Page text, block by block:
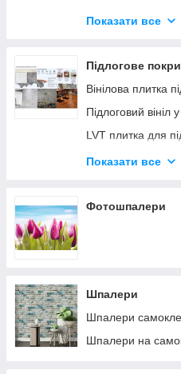
Самоклеючі
Стельово стінові
Панелі
Самоклеючі 3D
Панелі під цеглу
Панелі дитячі
Самоклеючі
Показати все
Підлогове
Вінілова плитка
Підлоговий вініл
LVT плитка для
Підлогове
Композитна
Показати все
Фотошпалери
Шпалери
Шпалери
Шпалери на